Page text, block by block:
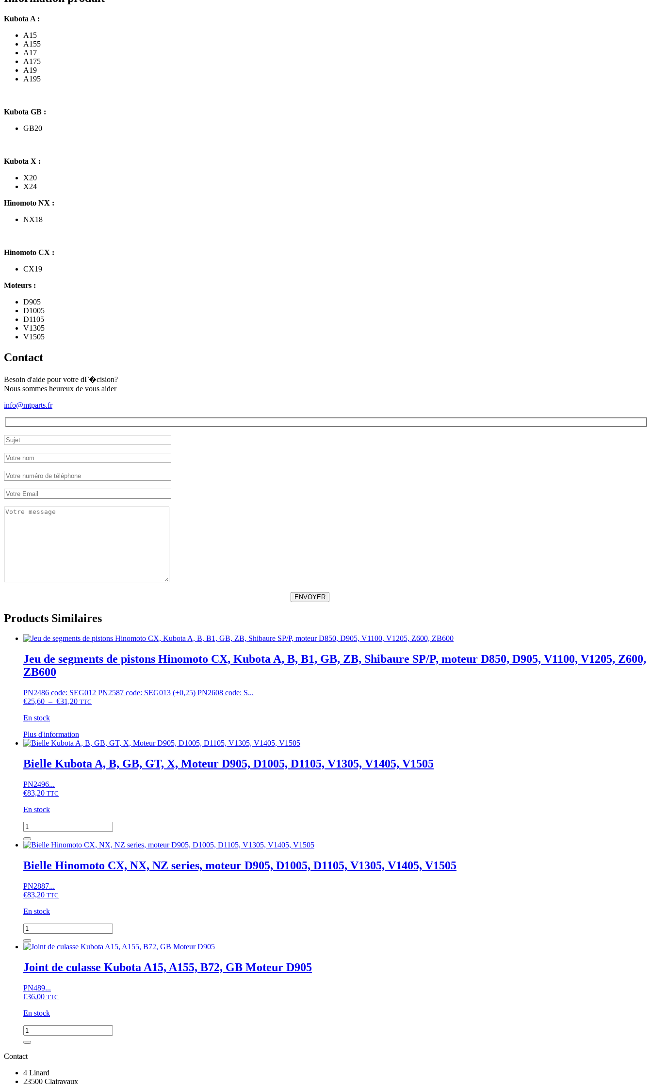
X,
CX,
NX,
Moteurs
Kubota A :
A15
A155
A17
A175
A19
A195
Kubota GB :
GB20
Kubota X :
X20
X24
Hinomoto NX :
NX18
Hinomoto CX :
CX19
Moteurs :
D905
D1005
D1105
V1305
V1505
Contact
Besoin d'aide pour votre dГ�cision?
Nous sommes heureux de vous aider
info@mtparts.fr
ENVOYER
Products Similaires
Jeu de segments de pistons Hinomoto CX, Kubota A, B, B1, GB, ZB, Shibaure SP/P, moteur D850, D905, V1100, V1205, Z600,
ZB600
PN2486 code: SEG012 PN2587 code: SEG013 (+0,25) PN2608 code: S...
€25,60 – €31,20Plage
à
€31,20
TTC
En stock
Plus d'information
produit
plusieurs
variations.
sur
la
du
Bielle Kubota A, B, GB, GT, X, Moteur D905, D1005, D1105, V1305, V1405, V1505
PN2496...
€83,20 TTC
En stock
quantité
de
Bielle
A,
B,
GT,
X,
D905,
D1105,
V1305,
V1405,
Bielle Hinomoto CX, NX, NZ series, moteur D905, D1005, D1105, V1305, V1405, V1505
PN2887...
€83,20 TTC
En stock
quantité
de
Bielle
CX,
NX,
series,
moteur
D1005,
V1305,
V1405,
Joint de culasse Kubota A15, A155, B72, GB Moteur D905
PN489...
€36,00 TTC
En stock
quantité
de
Joint
de
Kubota
A15,
Contact
4 Linard
23500 Clairavaux